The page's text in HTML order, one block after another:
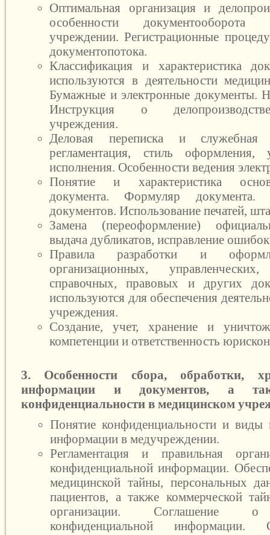
Оптимальная организация и
особенности
учреждении. Регистрационные
документопотока.
Классификация и характеристика
используются в деятельности
Бумажные и электронные документы.
Инструкция о
учреждения.
Деловая переписка и служебная
регламентация, стиль
исполнения. Особенности ведения
Понятие и характеристика
документа. Формуляр документа.
документов. Использование печатей,
Замена (переоформление)
выдача дубликатов, исправление
Правила разработки и
организационных,
справочных, правовых и других
используются для обеспечения
учреждения.
Создание, учет, хранение и
компетенции и ответственность
3. Особенности сбора, обработки,
информации и документов, а
конфиденциальности в медицинском
Понятие конфиденциальности и виды
информации в медучреждении.
Регламентация и правильная
конфиденциальной информации.
медицинской тайны, персональных
пациентов, а также коммерческой
организации. Соглашение о
конфиденциальной информации.